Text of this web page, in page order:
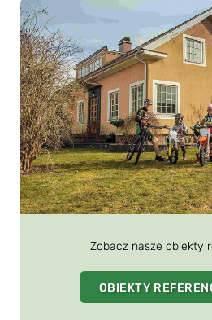
Zobacz nasze obiekty
OBIEKTY